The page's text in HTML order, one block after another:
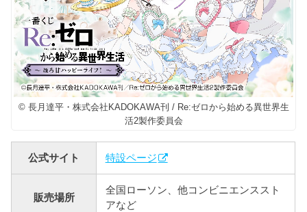
© 長月達平・株式会社KADOKAWA刊 / Re:ゼロから始める異世界生
活2製作委員会
公式サイト 特設ページ
販売場所
全国ローソン、他コンビニエンススト
アなど